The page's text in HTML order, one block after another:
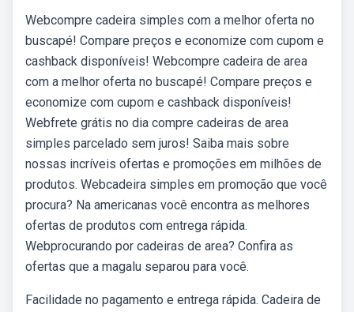
Webcompre cadeira simples com a melhor oferta no
buscapé! Compare preços e economize com cupom e
cashback disponíveis! Webcompre cadeira de area
com a melhor oferta no buscapé! Compare preços e
economize com cupom e cashback disponíveis!
Webfrete grátis no dia compre cadeiras de area
simples parcelado sem juros! Saiba mais sobre
nossas incríveis ofertas e promoções em milhões de
produtos. Webcadeira simples em promoção que você
procura? Na americanas você encontra as melhores
ofertas de produtos com entrega rápida.
Webprocurando por cadeiras de area? Confira as
ofertas que a magalu separou para você.
Facilidade no pagamento e entrega rápida. Cadeira de